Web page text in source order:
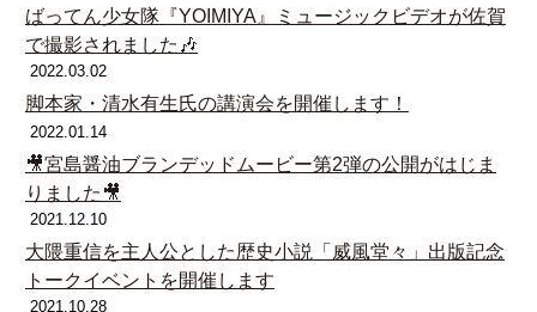
ばってん少女隊『YOIMIYA』ミュージックビデオが佐賀
で撮影されました🎶
2022.03.02
脚本家・清水有生氏の講演会を開催します！
2022.01.14
🎥宮島醤油ブランデッドムービー第2弾の公開がはじま
りました🎥
2021.12.10
大隈重信を主人公とした歴史小説「威風堂々」出版記念
トークイベントを開催します
2021.10.28